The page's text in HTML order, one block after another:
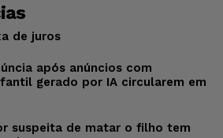
de juros
após anúncios com
gerado por IA circularem em
suspeita de matar o filho tem